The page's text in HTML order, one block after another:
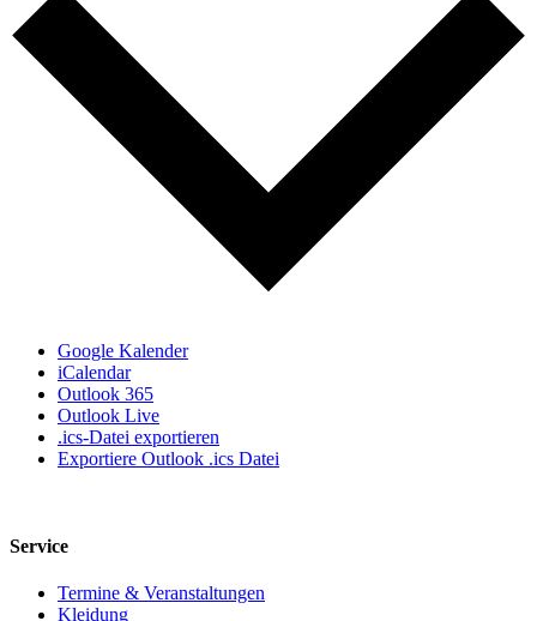
Google Kalender
iCalendar
Outlook 365
Outlook Live
.ics-Datei exportieren
Exportiere Outlook .ics Datei
Service
Termine & Veranstaltungen
Kleidung